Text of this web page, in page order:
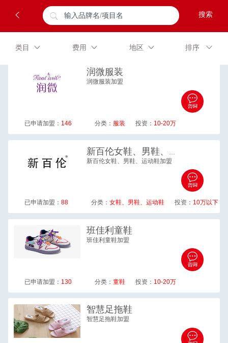
类目 费用 地区 排序
润微服装
润微服装加盟
已申请加盟： 146 分类： 服装 投资： 10-20万
新百伦女鞋、男鞋、运动鞋
新百伦女鞋、男鞋、运动鞋加盟
已申请加盟： 88 分类： 女鞋、男鞋、运动鞋 投资： 10万以下
班佳利 童鞋
班佳利童鞋加盟
已申请加盟： 130 分类： 童鞋 投资： 10-20万
智慧足拖鞋
智慧足拖鞋加盟